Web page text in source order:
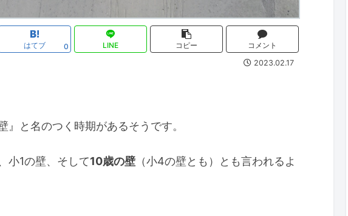
はてブ 0 LINE コピー
コメント
2023.02.17
と名のつく時期があるそうです。
小1の壁、そして10歳の壁 （小4の壁とも）とも言われるよ